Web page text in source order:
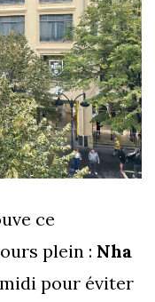
ce
plein : Nha
pour éviter